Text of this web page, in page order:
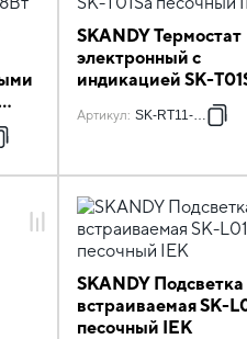
SKANDY Термостат
электронный с
индикацией SK-
Артикул: SK-RT11-K98
SKANDY Подсветка
встраиваемая SK-
песочный IEK